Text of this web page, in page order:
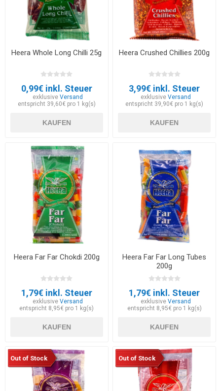
Heera Whole Long Chilli 25g
0,99€ inkl. Steuer
exklusiveVersand
entspricht 39,60€ pro 1 kg(s)
KAUFEN
Heera Crushed Chillies 200g
3,99€ inkl. Steuer
exklusive Versand
entspricht 39,90€ pro 1 kg(s)
KAUFEN
Heera Far Far Chokdi 200g
1,79€ inkl. Steuer
exklusiveVersand
entspricht 8,95€ pro 1 kg(s)
KAUFEN
Heera Far Far Long Tubes
200g
1,79€ inkl. Steuer
exklusive Versand
entspricht 8,95€ pro 1 kg(s)
KAUFEN
Out of Stock Out of Stock